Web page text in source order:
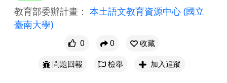
教育部委辦計畫： 本土語文教育資源中心 (國立
臺南大學)
0 0
收藏
問題回報
檢舉 加入追蹤